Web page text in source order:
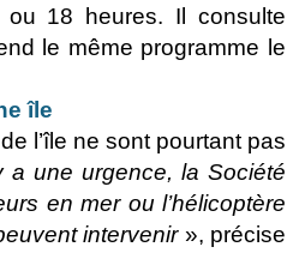
18 heures. Il consulte
le même programme le
île
l’île ne sont pourtant pas
a une urgence, la Société
en mer ou l’hélicoptère
intervenir », précise